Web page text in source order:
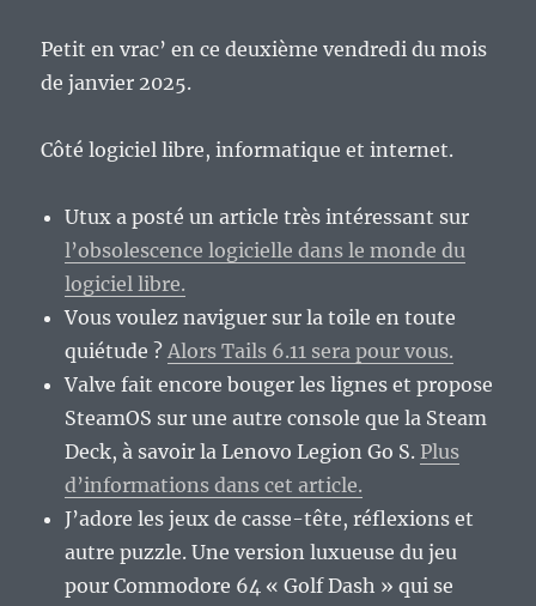
Petit en vrac’ en ce deuxième vendredi du mois
de janvier 2025.
Côté logiciel libre, informatique et internet.
Utux a posté un article très intéressant sur
l’obsolescence logicielle dans le monde du
logiciel libre.
Vous voulez naviguer sur la toile en toute
quiétude ?Alors Tails 6.11 sera pour vous.
Valve fait encore bouger les lignes et propose
SteamOS sur une autre console que la Steam
Deck, à savoir la Lenovo Legion Go S. Plus
d’informations dans cet article.
J’adore les jeux de casse-tête, réflexions et
autre puzzle. Une version luxueuse du jeu
pour Commodore 64 « Golf Dash » qui se